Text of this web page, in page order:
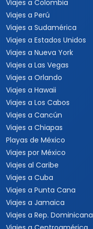
Viajes a Colombia
Viajes a Perú
Viajes a Sudamérica
Viajes a Estados Unidos
Viajes a Nueva York
Viajes a Las Vegas
Viajes a Orlando
Viajes a Hawaii
Viajes a Los Cabos
Viajes a Cancún
Viajes a Chiapas
Playas de México
Viajes por México
Viajes al Caribe
Viajes a Cuba
Viajes a Punta Cana
Viajes a Jamaica
Viajes a Rep. Dominicana